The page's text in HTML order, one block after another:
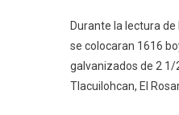
Durante la lectura
se colocaran 1616
galvanizados de 2 1/
Tlacuilohcan, El